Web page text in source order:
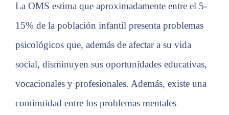
La OMS estima que aproximadamente entre el 5-
15% de la población infantil presenta problemas
psicológicos que, además de afectar a su vida
social, disminuyen sus oportunidades educativas,
vocacionales y profesionales. Además, existe una
continuidad entre los problemas mentales